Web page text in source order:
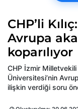
CHP’li
Avrupa
koparılıyor
CHP İzmir Milletvekili
Üniversitesi’nin
ilişkin verdiği soru